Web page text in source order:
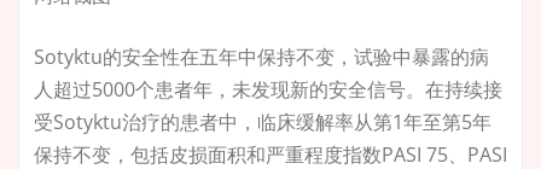
Sotyktu的安全性在五年中保持不变，试验中暴露的病
人超过5000个患者年，未发现新的安全信号。在持续接
受Sotyktu治疗的患者中，临床缓解率从第1年至第5年
保持不变，包括皮损面积和严重程度指数PASI 75、PASI